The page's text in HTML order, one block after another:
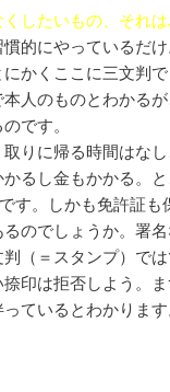
したいもの、それは
的にやっているだ
かくここに三文判
人のものとわかる
です。
りに帰る時間はな
るし金もかかる。
す。しかも免許証
のでしょうか。署
（＝スタンプ）では
印は拒否しよう。
ているとわかります